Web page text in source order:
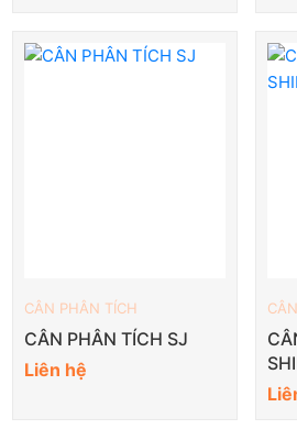
CÂN PHÂN TÍCH
CÂN PHÂN TÍCH SJ
Liên hệ